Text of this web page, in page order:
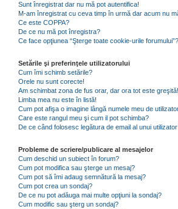
Sunt înregistrat dar nu mă pot autentifica!
M-am înregistrat cu ceva timp în urmă dar acum nu
Ce este COPPA?
De ce nu mă pot înregistra?
Ce face opţiunea “Şterge toate cookie-urile forumului”?
Setările şi preferinţele utilizatorului
Cum îmi schimb setările?
Orele nu sunt corecte!
Am schimbat zona de fus orar, dar ora tot este greşită!
Limba mea nu este în listă!
Cum pot afişa o imagine lângă numele meu de
Care este rangul meu şi cum il pot schimba?
De ce când folosesc legătura de email al unui
Probleme de scriere/publicare al mesajelor
Cum deschid un subiect în forum?
Cum pot modifica sau şterge un mesaj?
Cum pot să îmi adaug semnătură la mesaj?
Cum pot crea un sondaj?
De ce nu pot adăuga mai multe opţiuni la sondaj?
Cum modific sau şterg un sondaj?